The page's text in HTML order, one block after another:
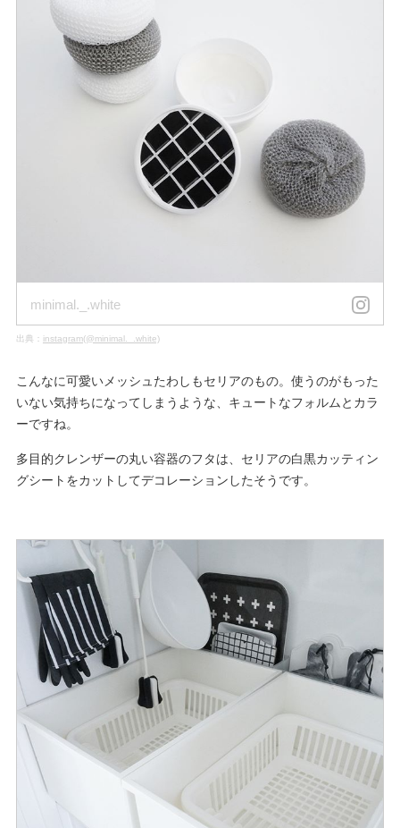
minimal._.white
出典： instagram(@minimal._.white)
こんなに可愛いメッシュたわしもセリアのもの。使うのがもった
いない気持ちになってしまうような、キュートなフォルムとカラ
ーですね。
多目的クレンザーの丸い容器のフタは、セリアの白黒カッティン
グシートをカットしてデコレーションしたそうです。